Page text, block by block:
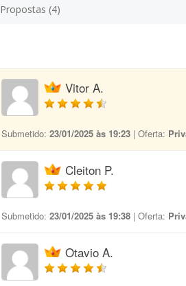
Propostas (4)
Vitor A.
Submetido: 23/01/2025 às 19:23 | Oferta:
Cleiton P.
Submetido: 23/01/2025 às 19:38 | Oferta:
Otavio A.